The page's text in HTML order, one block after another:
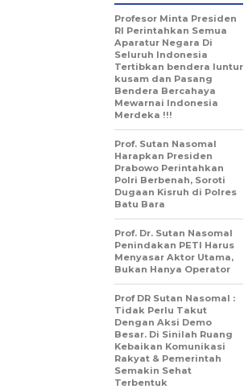
Profesor Minta Presiden
RI Perintahkan Semua
Aparatur Negara Di
Seluruh Indonesia
Tertibkan bendera luntur
kusam dan Pasang
Bendera Bercahaya
Mewarnai Indonesia
Merdeka !!!
Prof. Sutan Nasomal
Harapkan Presiden
Prabowo Perintahkan
Polri Berbenah, Soroti
Dugaan Kisruh di Polres
Batu Bara
Prof. Dr. Sutan Nasomal
Penindakan PETI Harus
Menyasar Aktor Utama,
Bukan Hanya Operator
Prof DR Sutan Nasomal :
Tidak Perlu Takut
Dengan Aksi Demo
Besar. Di Sinilah Ruang
Kebaikan Komunikasi
Rakyat & Pemerintah
Semakin Sehat
Terbentuk